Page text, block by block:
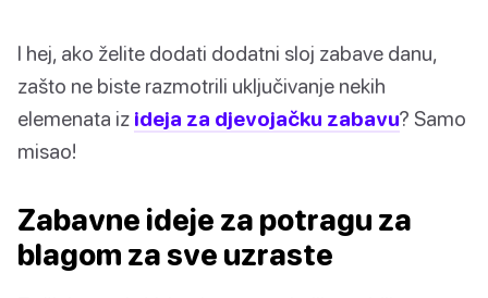
I hej, ako želite dodati dodatni sloj zabave danu,
zašto ne biste razmotrili uključivanje nekih
elemenata iz ideja za djevojačku zabavu? Samo
misao!
Zabavne ideje za potragu za
blagom za sve uzraste